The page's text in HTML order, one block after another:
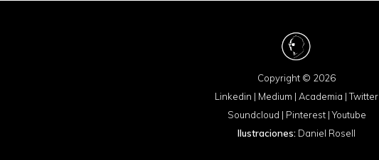
Copyright © 2026
Linkedin | Medium | Academia |Twitter
Soundcloud | Pinterest|Youtube
Ilustraciones: Daniel Rosell